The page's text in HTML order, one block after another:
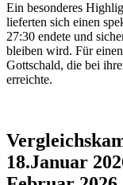
Ein besonderes
lieferten sich einen
27:30 endete und
bleiben wird. Für
Gottschald, die bei
erreichte.
18.Januar